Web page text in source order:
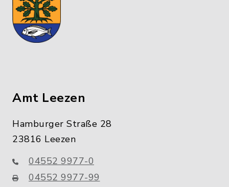
Amt Leezen
Hamburger Straße 28
23816 Leezen
04552 9977-0
04552 9977-99